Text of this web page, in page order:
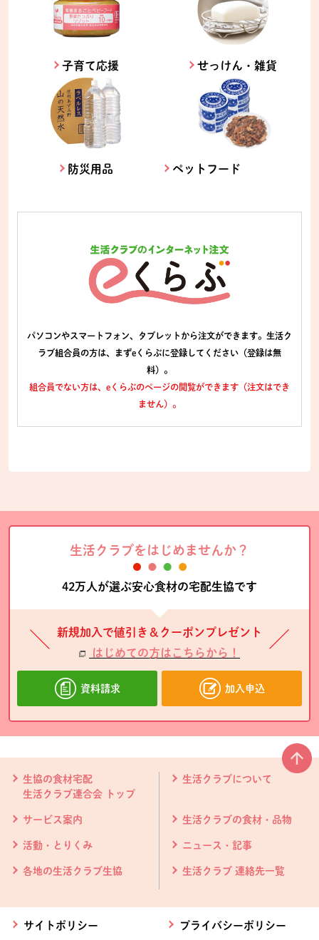
子育て応援 せっけん・雑貨
防災用品 ペットフード
パソコンやスマートフォン、タブレットから注文ができます。生活ク
ラブ組合員の方は、まずeくらぶに登録してください（登録は無
料）。
組合員でない方は、eくらぶのページの閲覧ができます（注文はでき
ません）。
生活クラブをはじめませんか？
42万人が選ぶ安心食材の宅配生協です
新規加入で値引き＆クーポンプレゼント
はじめての方はこちらから！
資料請求 加入申込
生協の食材宅配
生活クラブ連合会 トップ
生活クラブについて
サービス案内 生活クラブの食材・品物
活動・とりくみ ニュース・記事
各地の生活クラブ生協 生活クラブ 連絡先一覧
サイトポリシー プライバシーポリシー